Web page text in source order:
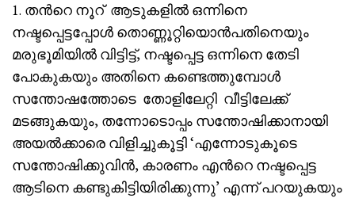
1. തൻറെ നൂറ് ആടുകളിൽ ഒന്നിനെ
നഷ്ടപ്പെട്ടപ്പോൾ തൊണ്ണൂറ്റിയൊൻപതിനെയും
മരുഭൂമിയിൽ വിട്ടിട്ട്, നഷ്ടപ്പെട്ട ഒന്നിനെ തേടി
പോകുകയും അതിനെ കണ്ടെത്തുമ്പോൾ
സന്തോഷത്തോടെ തോളിലേറ്റി വീട്ടിലേക്ക്
മടങ്ങുകയും, തന്നോടൊപ്പം സന്തോഷിക്കാനായി
അയൽക്കാരെ വിളിച്ചുകൂട്ടി ‘എന്നോടുകൂടെ
സന്തോഷിക്കുവിൻ, കാരണം എൻറെ നഷ്ടപ്പെട്ട
ആടിനെ കണ്ടുകിട്ടിയിരിക്കുന്നു’ എന്ന് പറയുകയും